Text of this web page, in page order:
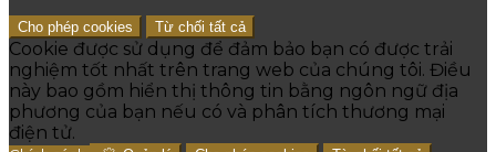
Cho phép cookies Từ chối tất cả
Cookie được sử dụng để đảm bảo bạn có được trải
nghiệm tốt nhất trên trang web của chúng tôi. Điều
này bao gồm hiển thị thông tin bằng ngôn ngữ địa
phương của bạn nếu có và phân tích thương mại
điện tử.